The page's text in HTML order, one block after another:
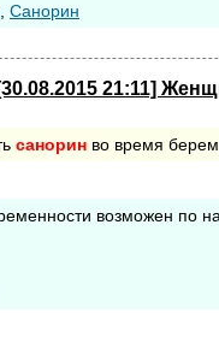
Санорин
21:11]
санорин во время
возможен по